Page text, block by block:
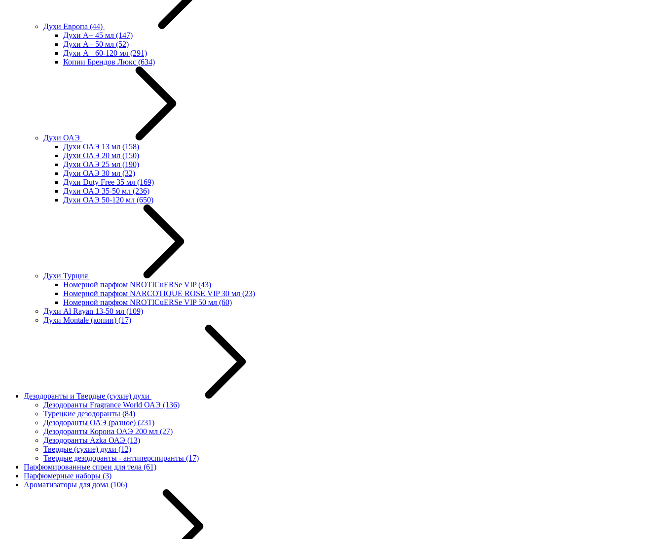
Духи Европа (44)
Духи А+ 45 мл (147)
Духи А+ 50 мл (52)
Духи А+ 60-120 мл (291)
Копии Брендов Люкс (634)
Духи ОАЭ
Духи ОАЭ 13 мл (158)
Духи ОАЭ 20 мл (150)
Духи ОАЭ 25 мл (190)
Духи ОАЭ 30 мл (32)
Духи Duty Free 35 мл (169)
Духи ОАЭ 35-50 мл (236)
Духи ОАЭ 50-120 мл (650)
Духи Турция
Номерной парфюм NROTICuERSe VIP(43)
Номерной парфюм NARCOTIQUE ROSE VIP 30 мл (23)
Номерной парфюм NROTICuERSe VIP 50 мл (60)
Духи Al Rayan 13-50 мл (109)
Духи Montale (копии) (17)
Дезодоранты и Твердые (сухие) духи
Дезодоранты Fragrance World ОАЭ (136)
Турецкие дезодоранты (84)
Дезодоранты ОАЭ (разное) (231)
Дезодоранты Корона ОАЭ 200 мл (27)
Дезодоранты Azka ОАЭ (13)
Твердые (сухие) духи (12)
Твердые дезодоранты - антиперспиранты (17)
Парфюмированные спреи для тела (61)
Парфюмерные наборы (3)
Ароматизаторы для дома (106)